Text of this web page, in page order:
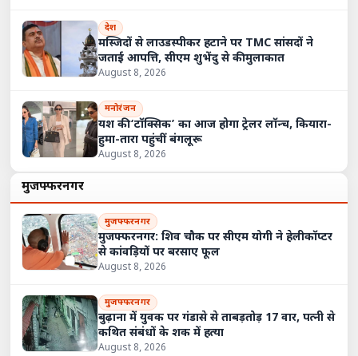
देश
मस्जिदों से लाउडस्पीकर हटाने पर TMC सांसदों ने
जताई आपत्ति, सीएम शुभेंदु से की मुलाकात
August 8, 2026
मनोरंजन
यश की ‘टॉक्सिक’ का आज होगा ट्रेलर लॉन्च, कियारा-
हुमा-तारा पहुंचीं बंगलूरू
August 8, 2026
मुजफ्फरनगर
मुजफ्फरनगर
मुजफ्फरनगर: शिव चौक पर सीएम योगी ने हेलीकॉप्टर
से कांवड़ियों पर बरसाए फूल
August 8, 2026
मुजफ्फरनगर
बुढ़ाना में युवक पर गंडासे से ताबड़तोड़ 17 वार, पत्नी से
कथित संबंधों के शक में हत्या
August 8, 2026